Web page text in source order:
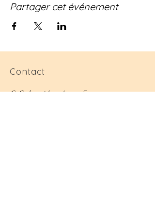
Partager cet événement
Contact
C. Goh est basée en France.